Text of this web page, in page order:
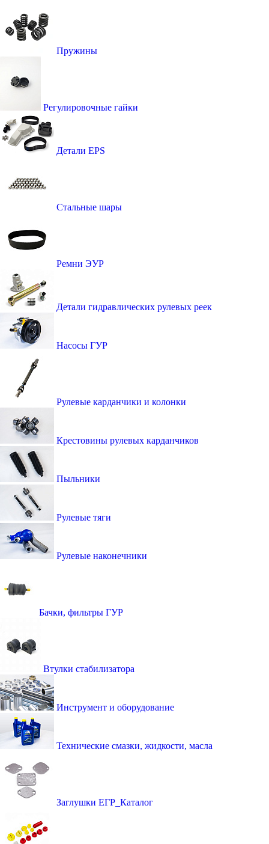
Пружины
Регулировочные гайки
Детали EPS
Стальные шары
Ремни ЭУР
Детали гидравлических рулевых реек
Насосы ГУР
Рулевые карданчики и колонки
Крестовины рулевых карданчиков
Пыльники
Рулевые тяги
Рулевые наконечники
Бачки, фильтры ГУР
Втулки стабилизатора
Инструмент и оборудование
Технические смазки, жидкости, масла
Заглушки ЕГР_Каталог